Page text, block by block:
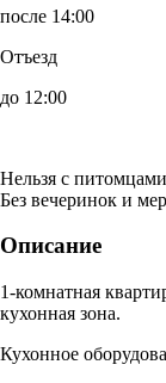
после 14:00
Отъезд
до 12:00
Нельзя с питомцами
Без вечеринок и
Описание
1-комнатная
кухонная зона.
Кухонное